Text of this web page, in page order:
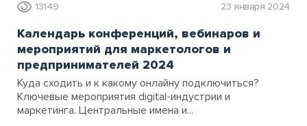
13149 23 января 2024
Календарь конференций, вебинаров и
мероприятий для маркетологов и
предпринимателей 2024
Куда сходить и к какому онлайну подключиться?
Ключевые мероприятия digital-индустрии и
маркетинга. Центральные имена и...